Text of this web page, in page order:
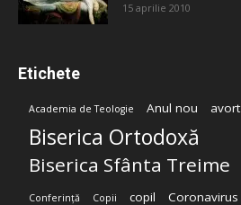
15 aprilie 2010
Etichete
Academia de Teologie Anul nou avort
Biserica Ortodoxă
Biserica Sfânta Treime
Conferință Copii copil Coronavirus